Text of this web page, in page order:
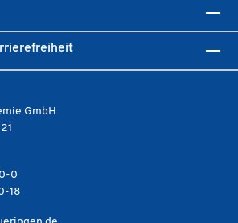
GmbH
0
18